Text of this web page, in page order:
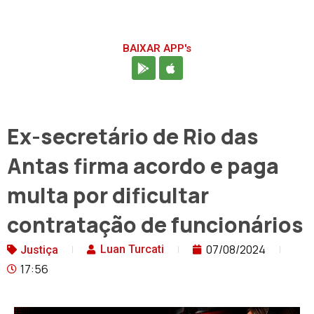
BAIXAR APP's
Ex-secretário de Rio das
Antas firma acordo e paga
multa por dificultar
contratação de funcionários
Justiça Luan Turcati
07/08/2024
17:56